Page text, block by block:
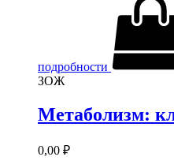
подробности
ЗОЖ
Метаболизм:
0,00 ₽